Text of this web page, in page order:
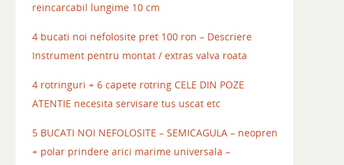
reincarcabil lungime 10 cm
4 bucati noi nefolosite pret 100 ron – Descriere
Instrument pentru montat / extras valva roata
4 rotringuri + 6 capete rotring CELE DIN POZE
ATENTIE necesita servisare tus uscat etc
5 BUCATI NOI NEFOLOSITE – SEMICAGULA – neopren
+ polar prindere arici marime universala –